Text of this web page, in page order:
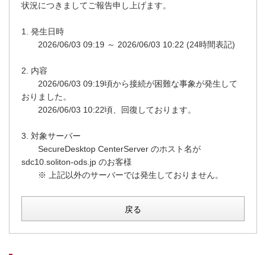
状況につきましてご報告申し上げます。
1. 発生日時
2026/06/03 09:19 ～ 2026/06/03 10:22 (24時間表記)
2. 内容
2026/06/03 09:19頃から接続が困難な事象が発生して
おりました。
2026/06/03 10:22頃、回復しております。
3. 対象サーバー
SecureDesktop CenterServer のホスト名が
sdc10.soliton-ods.jp のお客様
※ 上記以外のサーバーでは発生しておりません。
戻る